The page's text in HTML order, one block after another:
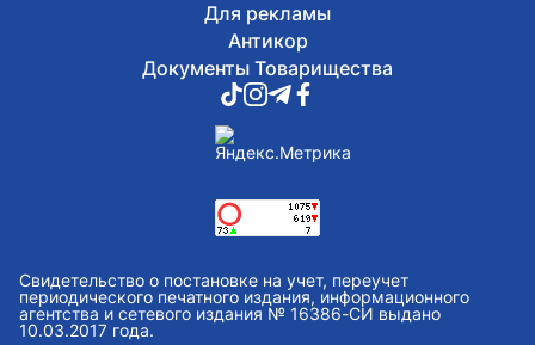
Для рекламы
Антикор
Документы Товарищества
Свидетельство о постановке на учет, переучет
периодического печатного издания, информационного
агентства и сетевого издания № 16386-СИ выдано
10.03.2017 года.